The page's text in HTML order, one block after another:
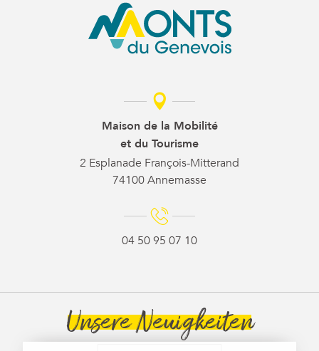
Maison de la Mobilité
et du Tourisme
2 Esplanade François-Mitterand
74100 Annemasse
04 50 95 07 10
Unsere Neuigkeiten